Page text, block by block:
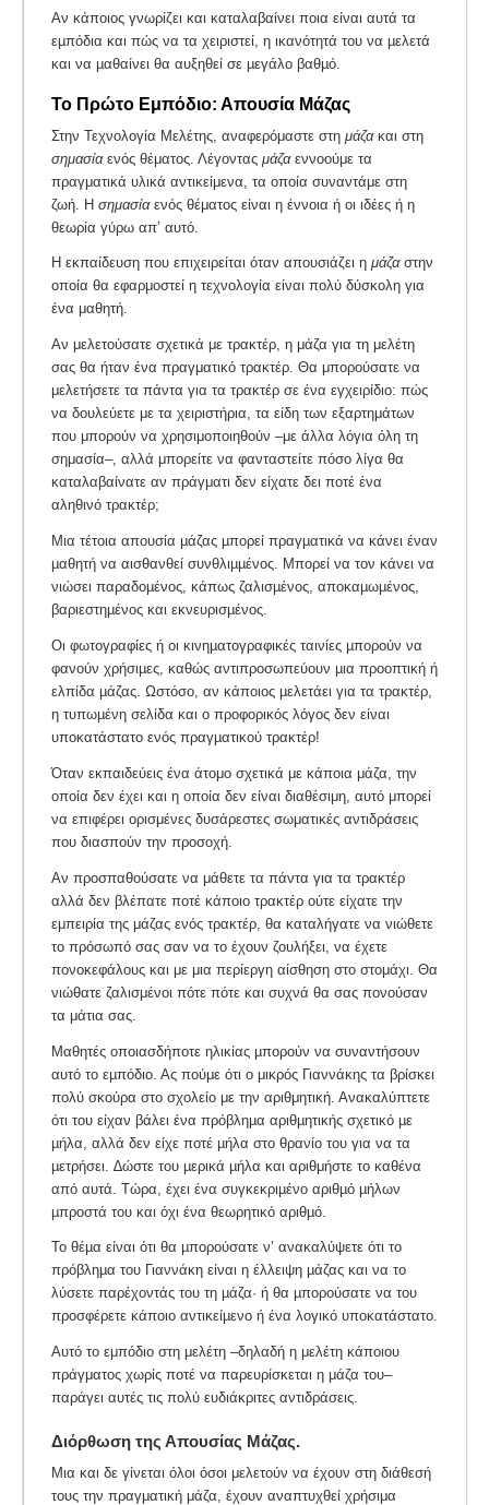
Αν κάποιος γνωρίζει και καταλαβαίνει ποια είναι αυτά τα
εµπόδια και πώς να τα χειριστεί, η ικανότητά του να µελετά
και να µαθαίνει θα αυξηθεί σε µεγάλο βαθµό.
Το Πρώτο Εμπόδιο: Απουσία Μάζας
Στην Τεχνολογία Μελέτης, αναφερόμαστε στη μάζακαι στη
σημασίαενός θέματος. Λέγοντας μάζα εννοούμε τα
πραγματικά υλικά αντικείμενα, τα οποία συναντάμε στη
ζωή. Η σημασία ενός θέματος είναι η έννοια ή οι ιδέες ή η
θεωρία γύρω απ’ αυτό.
Η εκπαίδευση που επιχειρείται όταν απουσιάζει η μάζαστην
οποία θα εφαρμοστεί η τεχνολογία είναι πολύ δύσκολη για
ένα μαθητή.
Αν μελετούσατε σχετικά με τρακτέρ, η μάζα για τη μελέτη
σας θα ήταν ένα πραγματικό τρακτέρ. Θα μπορούσατε να
μελετήσετε τα πάντα για τα τρακτέρ σε ένα εγχειρίδιο: πώς
να δουλεύετε με τα χειριστήρια, τα είδη των εξαρτημάτων
που μπορούν να χρησιμοποιηθούν –με άλλα λόγια όλη τη
σημασία–, αλλά μπορείτε να φανταστείτε πόσο λίγα θα
καταλαβαίνατε αν πράγματι δεν είχατε δει ποτέ ένα
αληθινό τρακτέρ;
Μια τέτοια απουσία µάζας µπορεί πραγµατικά να κάνει έναν
µαθητή να αισθανθεί συνθλιµµένος. Μπορεί να τον κάνει να
νιώσει παραδοµένος, κάπως ζαλισµένος, αποκαµωµένος,
βαριεστηµένος και εκνευρισµένος.
Οι φωτογραφίες ή οι κινηµατογραφικές ταινίες µπορούν να
φανούν χρήσιµες, καθώς αντιπροσωπεύουν µια προοπτική ή
ελπίδα µάζας. Ωστόσο, αν κάποιος µελετάει για τα τρακτέρ,
η τυπωµένη σελίδα και ο προφορικός λόγος δεν είναι
υποκατάστατο ενός πραγµατικού τρακτέρ!
Όταν εκπαιδεύεις ένα άτομο σχετικά με κάποια μάζα, την
οποία δεν έχει και η οποία δεν είναι διαθέσιμη, αυτό μπορεί
να επιφέρει ορισμένες δυσάρεστες σωματικές αντιδράσεις
που διασπούν την προσοχή.
Αν προσπαθούσατε να μάθετε τα πάντα για τα τρακτέρ
αλλά δεν βλέπατε ποτέ κάποιο τρακτέρ ούτε είχατε την
εμπειρία της μάζας ενός τρακτέρ, θα καταλήγατε να νιώθετε
το πρόσωπό σας σαν να το έχουν ζουλήξει, να έχετε
πονοκεφάλους και με μια περίεργη αίσθηση στο στομάχι. Θα
νιώθατε ζαλισμένοι πότε πότε και συχνά θα σας πονούσαν
τα μάτια σας.
Μαθητές οποιασδήποτε ηλικίας µπορούν να συναντήσουν
αυτό το εµπόδιο. Ας πούμε ότι ο μικρός Γιαννάκης τα βρίσκει
πολύ σκούρα στο σχολείο με την αριθμητική. Ανακαλύπτετε
ότι του είχαν βάλει ένα πρόβληµα αριθµητικής σχετικό µε
µήλα, αλλά δεν είχε ποτέ µήλα στο θρανίο του για να τα
µετρήσει. ∆ώστε του µερικά µήλα και αριθμήστε το καθένα
από αυτά. Τώρα, έχει ένα συγκεκριµένο αριθµό µήλων
µπροστά του και όχι ένα θεωρητικό αριθµό.
Το θέµα είναι ότι θα µπορούσατε ν’ ανακαλύψετε ότι το
πρόβληµα του Γιαννάκη είναι η έλλειψη µάζας και να το
λύσετε παρέχοντάς του τη µάζα· ή θα µπορούσατε να του
προσφέρετε κάποιο αντικείµενο ή ένα λογικό υποκατάστατο.
Αυτό το εμπόδιο στη μελέτη –δηλαδή η μελέτη κάποιου
πράγματος χωρίς ποτέ να παρευρίσκεται η μάζα του–
παράγει αυτές τις πολύ ευδιάκριτες αντιδράσεις.
Διόρθωση της Απουσίας Μάζας.
Μια και δε γίνεται όλοι όσοι μελετούν να έχουν στη διάθεσή
τους την πραγματική μάζα, έχουν αναπτυχθεί χρήσιμα